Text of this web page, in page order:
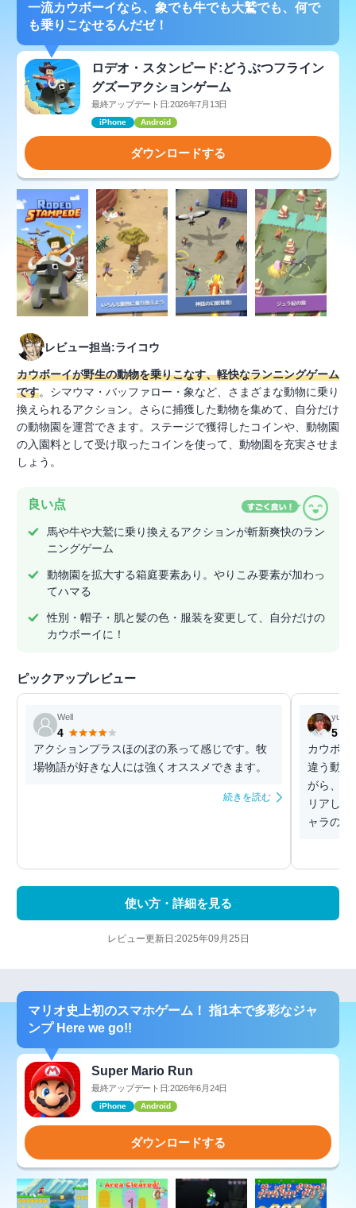
一流カウボーイなら、象でも牛でも大鷲でも、何で
も乗りこなせるんだゼ！
ロデオ・スタンピード:どうぶつフライン
グズーアクションゲーム
最終アップデート日:2026年7月13日
iPhone Android
ダウンロードする
レビュー担当:ライコウ
カウボーイが野生の動物を乗りこなす、軽快なランニングゲーム
です。シマウマ・バッファロー・象など、さまざまな動物に乗り
換えられるアクション。さらに捕獲した動物を集めて、自分だけ
の動物園を運営できます。ステージで獲得したコインや、動物園
の入園料として受け取ったコインを使って、動物園を充実させま
しょう。
良い点
馬や牛や大鷲に乗り換えるアクションが斬新爽快のラン
ニングゲーム
動物園を拡大する箱庭要素あり。やりこみ要素が加わっ
てハマる
性別・帽子・肌と髪の色・服装を変更して、自分だけの
カウボーイに！
ピックアップレビュー
Well
4
アクションプラスほのぼの系って感じです。牧
場物語が好きな人には強くオススメできます。
続きを読む
yuri
5
カウボー
違う動物
がら、長
リアし
ャラの
使い方・詳細を見る
レビュー更新日:2025年09月25日
マリオ史上初のスマホゲーム！ 指1本で多彩なジャ
ンプ Here we go!!
Super Mario Run
最終アップデート日:2026年6月24日
iPhone Android
ダウンロードする